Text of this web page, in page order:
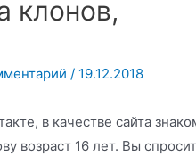
клонов,
/ 19.12.2018
в качестве сайта
возраст 16 лет. Вы